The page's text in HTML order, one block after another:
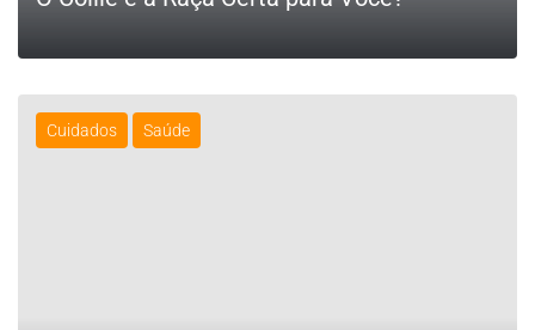
Cuidados Saúde